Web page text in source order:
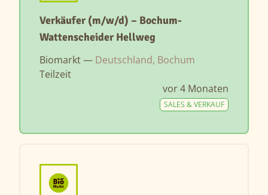
Verkäufer (m/w/d) – Bochum-
Wattenscheider Hellweg
Biomarkt — Deutschland, Bochum
Teilzeit
vor 4 Monaten
SALES & VERKAUF